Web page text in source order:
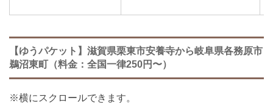
【ゆうパケット】滋賀県栗東市安養寺から岐阜県各務原市
鵜沼東町（料金：全国一律250円〜）